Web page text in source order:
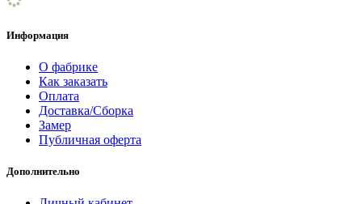
Информация
О фабрике
Как заказать
Оплата
Доставка/Сборка
Замер
Публичная оферта
Дополнительно